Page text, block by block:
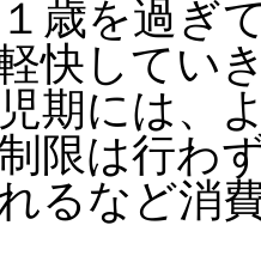
歳を過ぎ
快してい
期には、
限は行わ
るなど消